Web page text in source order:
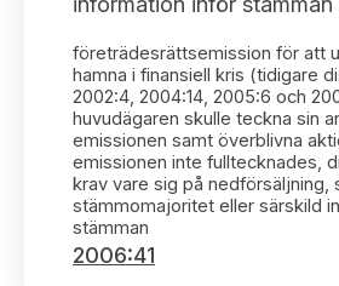
Ledamöter
Huvudmän
Verksamhetsberättelser
Publikationer och anföranden
Sök uttalanden
Avgifter
Prenumerera
Bildarkiv
Kontakt angående ansökningar
Kontakt administrativa ärenden
företrädesrättsemission för att
hamna i finansiell kris (tidigare
2002:4, 2004:14, 2005:6 och
huvudägaren skulle teckna sin
emissionen samt överblivna
emissionen inte fulltecknades,
krav vare sig på nedförsäljning,
stämmomajoritet eller särskild
stämman
2006:41